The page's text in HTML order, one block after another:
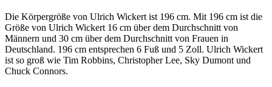
Die Körpergröße von Ulrich Wickert ist 196 cm. Mit 196 cm ist die
Größe von Ulrich Wickert 16 cm über dem Durchschnitt von
Männern und 30 cm über dem Durchschnitt von Frauen in
Deutschland. 196 cm entsprechen 6 Fuß und 5 Zoll. Ulrich Wickert
ist so groß wie Tim Robbins, Christopher Lee, Sky Dumont und
Chuck Connors.